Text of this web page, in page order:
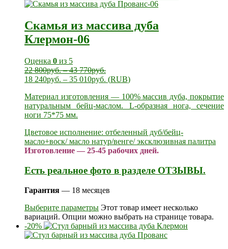
Скамья из массива дуба
Клермон-06
Оценка 0 из 5
22 800руб.–43 770руб.
18 240руб. – 35 010руб. (RUB)
Материал изготовления — 100% массив дуба, покрытие
натуральным бейц-маслом. L-образная нога, сечение
ноги 75*75 мм.
Цветовое исполнение: отбеленный дуб/бейц-
масло+воск/ масло натур/венге/ эксклюзивная палитра
Изготовление — 25-45 рабочих дней.
Есть реальное фото в разделе ОТЗЫВЫ.
Гарантия — 18 месяцев
Выберите параметры Этот товар имеет несколько
вариаций. Опции можно выбрать на странице товара.
-20%